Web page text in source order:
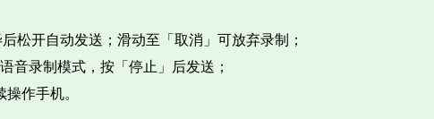
松开自动发送；滑动至「取消」可放弃录制；​
音录制模式，按「停止」后发送；​
作手机。​